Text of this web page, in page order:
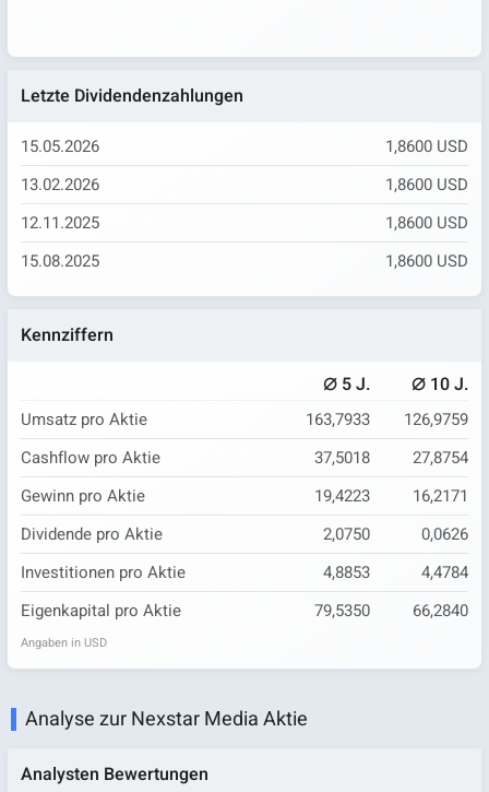
Letzte Dividendenzahlungen
15.05.2026
1,8600 USD
13.02.2026
1,8600 USD
12.11.2025
1,8600 USD
15.08.2025
1,8600 USD
Kennziffern
⌀ 5 J. ⌀ 10 J.
Umsatz pro Aktie 163,7933
126,9759
Cashflow pro Aktie
37,5018
27,8754
Gewinn pro Aktie
19,4223
16,2171
Dividende pro Aktie
2,0750
0,0626
Investitionen pro Aktie
4,8853
4,4784
Eigenkapital pro Aktie
79,5350 66,2840
Angaben in USD
Analyse zur Nexstar Media Aktie
Analysten Bewertungen